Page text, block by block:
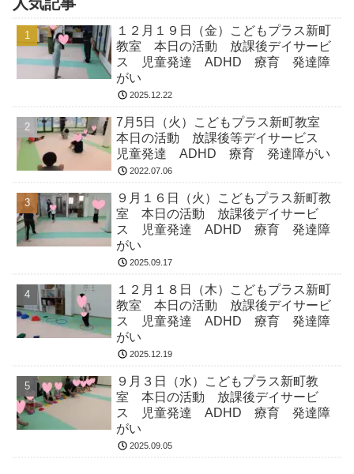
１２月１９日（金）こどもプラス新町
教室 本日の活動 放課後デイサービ
ス 児童発達 ADHD 療育 発達障
がい
2025.12.22
7月5日（火）こどもプラス新町教室
本日の活動 放課後等デイサービス
児童発達 ADHD 療育 発達障がい
2022.07.06
９月１６日（火）こどもプラス新町教
室 本日の活動 放課後デイサービ
ス 児童発達 ADHD 療育 発達障
がい
2025.09.17
１２月１８日（木）こどもプラス新町
教室 本日の活動 放課後デイサービ
ス 児童発達 ADHD 療育 発達障
がい
2025.12.19
９月３日（水）こどもプラス新町教
室 本日の活動 放課後デイサービ
ス 児童発達 ADHD 療育 発達障
がい
2025.09.05